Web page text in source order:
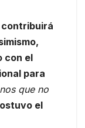
contribuirá
con el
para
que no
el